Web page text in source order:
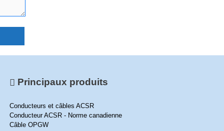
Principaux produits
Conducteurs et câbles ACSR
Conducteur ACSR - Norme canadienne
Câble OPGW